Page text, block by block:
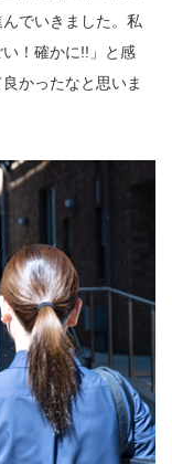
でいきました。私
！確かに!!」と感
かったなと思いま